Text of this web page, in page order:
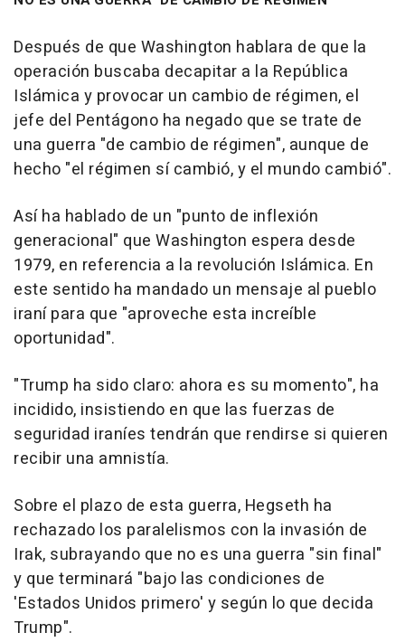
Después de que Washington hablara de que la
operación buscaba decapitar a la República
Islámica y provocar un cambio de régimen, el
jefe del Pentágono ha negado que se trate de
una guerra "de cambio de régimen", aunque de
hecho "el régimen sí cambió, y el mundo cambió".
Así ha hablado de un "punto de inflexión
generacional" que Washington espera desde
1979, en referencia a la revolución Islámica. En
este sentido ha mandado un mensaje al pueblo
iraní para que "aproveche esta increíble
oportunidad".
"Trump ha sido claro: ahora es su momento", ha
incidido, insistiendo en que las fuerzas de
seguridad iraníes tendrán que rendirse si quieren
recibir una amnistía.
Sobre el plazo de esta guerra, Hegseth ha
rechazado los paralelismos con la invasión de
Irak, subrayando que no es una guerra "sin final"
y que terminará "bajo las condiciones de
'Estados Unidos primero' y según lo que decida
Trump".